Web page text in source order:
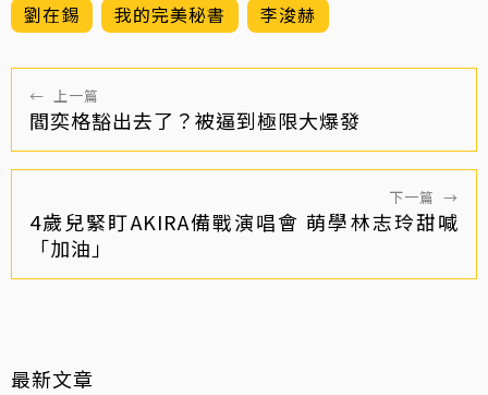
劉在錫 我的完美秘書 李浚赫
← 上一篇
閻奕格豁出去了？被逼到極限大爆發
下一篇 →
4歲兒緊盯AKIRA備戰演唱會 萌學林志玲甜喊
「加油」
最新文章